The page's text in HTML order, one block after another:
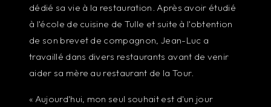
dédié sa vie à la restauration. Après avoir étudié
à l'école de cuisine de Tulle et suite à l'obtention
de son brevet de compagnon, Jean-Luc a
travaillé dans divers restaurants avant de venir
aider sa mère au restaurant de la Tour.
« Aujourd'hui, mon seul souhait est d'un jour